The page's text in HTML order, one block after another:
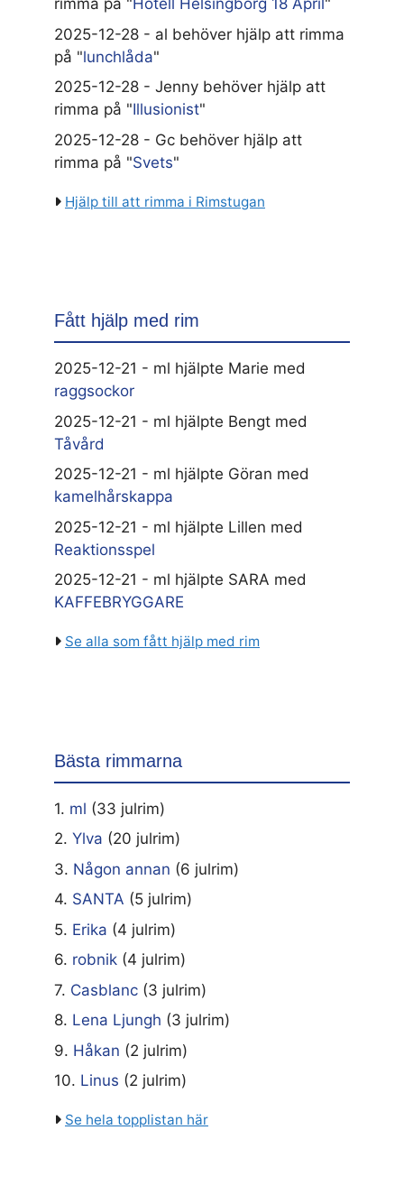
rimma på " Hotell Helsingborg 18 April "
2025-12-28 - al behöver hjälp att rimma
på "lunchlåda"
2025-12-28 - Jenny behöver hjälp att
rimma på "Illusionist"
2025-12-28 - Gc behöver hjälp att
rimma på "Svets"
Hjälp till att rimma i Rimstugan
Fått hjälp med rim
2025-12-21 - ml hjälpte Marie med
raggsockor
2025-12-21 - ml hjälpte Bengt med
Tåvård
2025-12-21 - ml hjälpte Göran med
kamelhårskappa
2025-12-21 - ml hjälpte Lillen med
Reaktionsspel
2025-12-21 - ml hjälpte SARA med
KAFFEBRYGGARE
Se alla som fått hjälp med rim
Bästa rimmarna
1. ml (33 julrim)
2. Ylva (20 julrim)
3. Någon annan (6 julrim)
4. SANTA (5 julrim)
5. Erika (4 julrim)
6. robnik (4 julrim)
7. Casblanc (3 julrim)
8. Lena Ljungh (3 julrim)
9. Håkan (2 julrim)
10. Linus (2 julrim)
Se hela topplistan här